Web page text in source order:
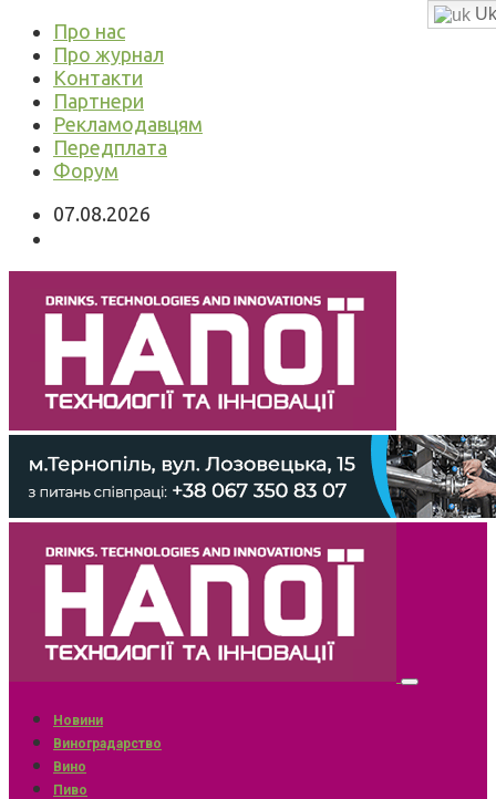
Про нас
Про журнал
Контакти
Партнери
Рекламодавцям
Передплата
Форум
07.08.2026
Новини
Виноградарство
Вино
Пиво